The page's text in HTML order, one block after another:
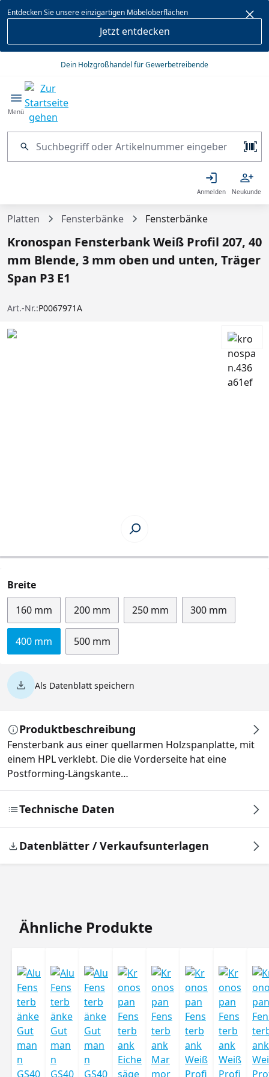
springen
Entdecken Sie unsere einzigartigen Möbeloberflächen
Jetzt entdecken
Dein Holzgroßhandel für Gewerbetreibende
Menü
Anmelden Neukunde
Platten Fensterbänke Fensterbänke
Kronospan Fensterbank Weiß Profil 207, 40
mm Blende, 3 mm oben und unten, Träger
Span P3 E1
Art.-Nr.:P0067971A
Breiteauswählen
160 mm
200 mm 250 mm 300 mm
400 mm 500 mm
Als Datenblatt speichern
Produktbeschreibung
Fensterbank aus einer quellarmen Holzspanplatte, mit
einem HPL verklebt. Die die Vorderseite hat eine
Postforming-Längskante…
Technische Daten
Datenblätter / Verkaufsunterlagen
Produktgalerie überspringen
Ähnliche Produkte